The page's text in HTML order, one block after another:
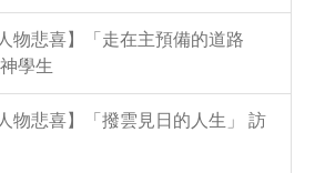
物悲喜】「走在主預備的道路
學生
物悲喜】「撥雲見日的人生」 訪